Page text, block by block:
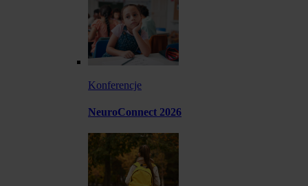
Konferencje
NeuroConnect 2026